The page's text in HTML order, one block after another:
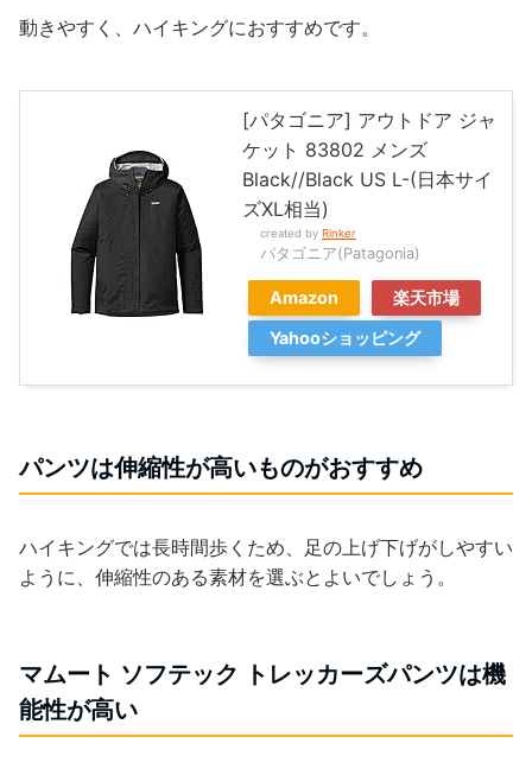
動きやすく、ハイキングにおすすめです。
[パタゴニア] アウトドア ジャ
ケット 83802 メンズ
Black//Black US L-(日本サイ
ズXL相当)
created by Rinker
パタゴニア(Patagonia)
Amazon
楽天市場
Yahooショッピング
パンツは伸縮性が高いものがおすすめ
ハイキングでは長時間歩くため、足の上げ下げがしやすい
ように、伸縮性のある素材を選ぶとよいでしょう。
マムート ソフテック トレッカーズパンツは機
能性が高い